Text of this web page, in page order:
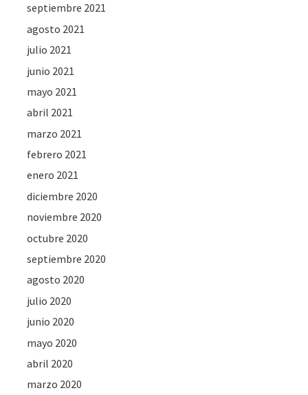
septiembre 2021
agosto 2021
julio 2021
junio 2021
mayo 2021
abril 2021
marzo 2021
febrero 2021
enero 2021
diciembre 2020
noviembre 2020
octubre 2020
septiembre 2020
agosto 2020
julio 2020
junio 2020
mayo 2020
abril 2020
marzo 2020